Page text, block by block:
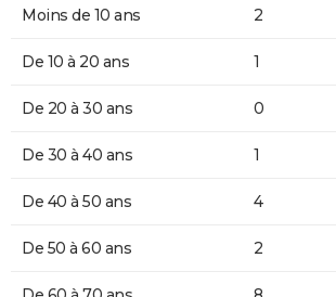
Moins de 10 ans 2
De 10 à 20 ans 1
De 20 à 30 ans 0
De 30 à 40 ans 1
De 40 à 50 ans 4
De 50 à 60 ans 2